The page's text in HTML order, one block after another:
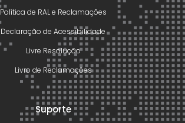
Política de RAL e Reclamações
Declaração de Acessibilidade
Livre Resolução
Livro de Reclamações
Suporte